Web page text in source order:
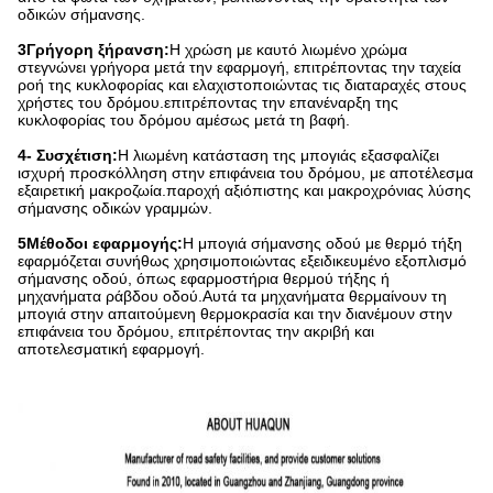
οδικών σήμανσης.
3Γρήγορη ξήρανση:Η χρώση με καυτό λιωμένο χρώμα
στεγνώνει γρήγορα μετά την εφαρμογή, επιτρέποντας την ταχεία
ροή της κυκλοφορίας και ελαχιστοποιώντας τις διαταραχές στους
χρήστες του δρόμου.επιτρέποντας την επανέναρξη της
κυκλοφορίας του δρόμου αμέσως μετά τη βαφή.
4- Συσχέτιση:Η λιωμένη κατάσταση της μπογιάς εξασφαλίζει
ισχυρή προσκόλληση στην επιφάνεια του δρόμου, με αποτέλεσμα
εξαιρετική μακροζωία.παροχή αξιόπιστης και μακροχρόνιας λύσης
σήμανσης οδικών γραμμών.
5Μέθοδοι εφαρμογής:Η μπογιά σήμανσης οδού με θερμό τήξη
εφαρμόζεται συνήθως χρησιμοποιώντας εξειδικευμένο εξοπλισμό
σήμανσης οδού, όπως εφαρμοστήρια θερμού τήξης ή
μηχανήματα ράβδου οδού.Αυτά τα μηχανήματα θερμαίνουν τη
μπογιά στην απαιτούμενη θερμοκρασία και την διανέμουν στην
επιφάνεια του δρόμου, επιτρέποντας την ακριβή και
αποτελεσματική εφαρμογή.